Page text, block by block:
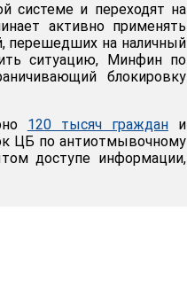
системе и переходят на
активно применять
перешедших на наличный
ситуацию, Минфин по
блокировку
120 тысяч граждани
ЦБ по антиотмывочному
доступе информации,